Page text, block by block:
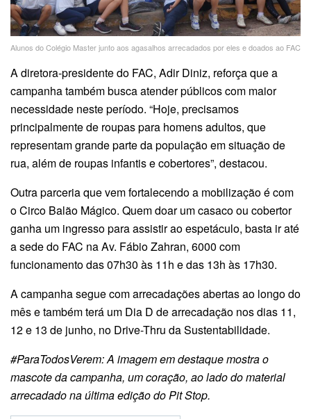
Alunos do Colégio Master junto aos agasalhos arrecadados por eles e doados ao FAC
A diretora-presidente do FAC, Adir Diniz, reforça que a
campanha também busca atender públicos com maior
necessidade neste período. “Hoje, precisamos
principalmente de roupas para homens adultos, que
representam grande parte da população em situação de
rua, além de roupas infantis e cobertores”, destacou.
Outra parceria que vem fortalecendo a mobilização é com
o Circo Balão Mágico. Quem doar um casaco ou cobertor
ganha um ingresso para assistir ao espetáculo, basta ir até
a sede do FAC na Av. Fábio Zahran, 6000 com
funcionamento das 07h30 às 11h e das 13h às 17h30.
A campanha segue com arrecadações abertas ao longo do
mês e também terá um Dia D de arrecadação nos dias 11,
12 e 13 de junho, no Drive-Thru da Sustentabilidade.
#ParaTodosVerem: A imagem em destaque mostra o
mascote da campanha, um coração, ao lado do material
arrecadado na última edição do Pit Stop.